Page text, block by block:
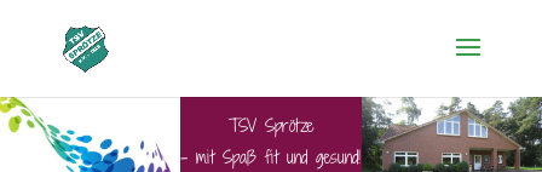
TSV Sprötze
– mit Spaß fit und gesund!